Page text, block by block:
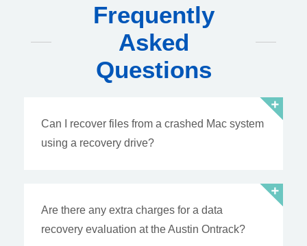
Frequently
Asked
Questions
Can I recover files from a crashed Mac system
using a recovery drive?
Are there any extra charges for a data
recovery evaluation at the Austin Ontrack?